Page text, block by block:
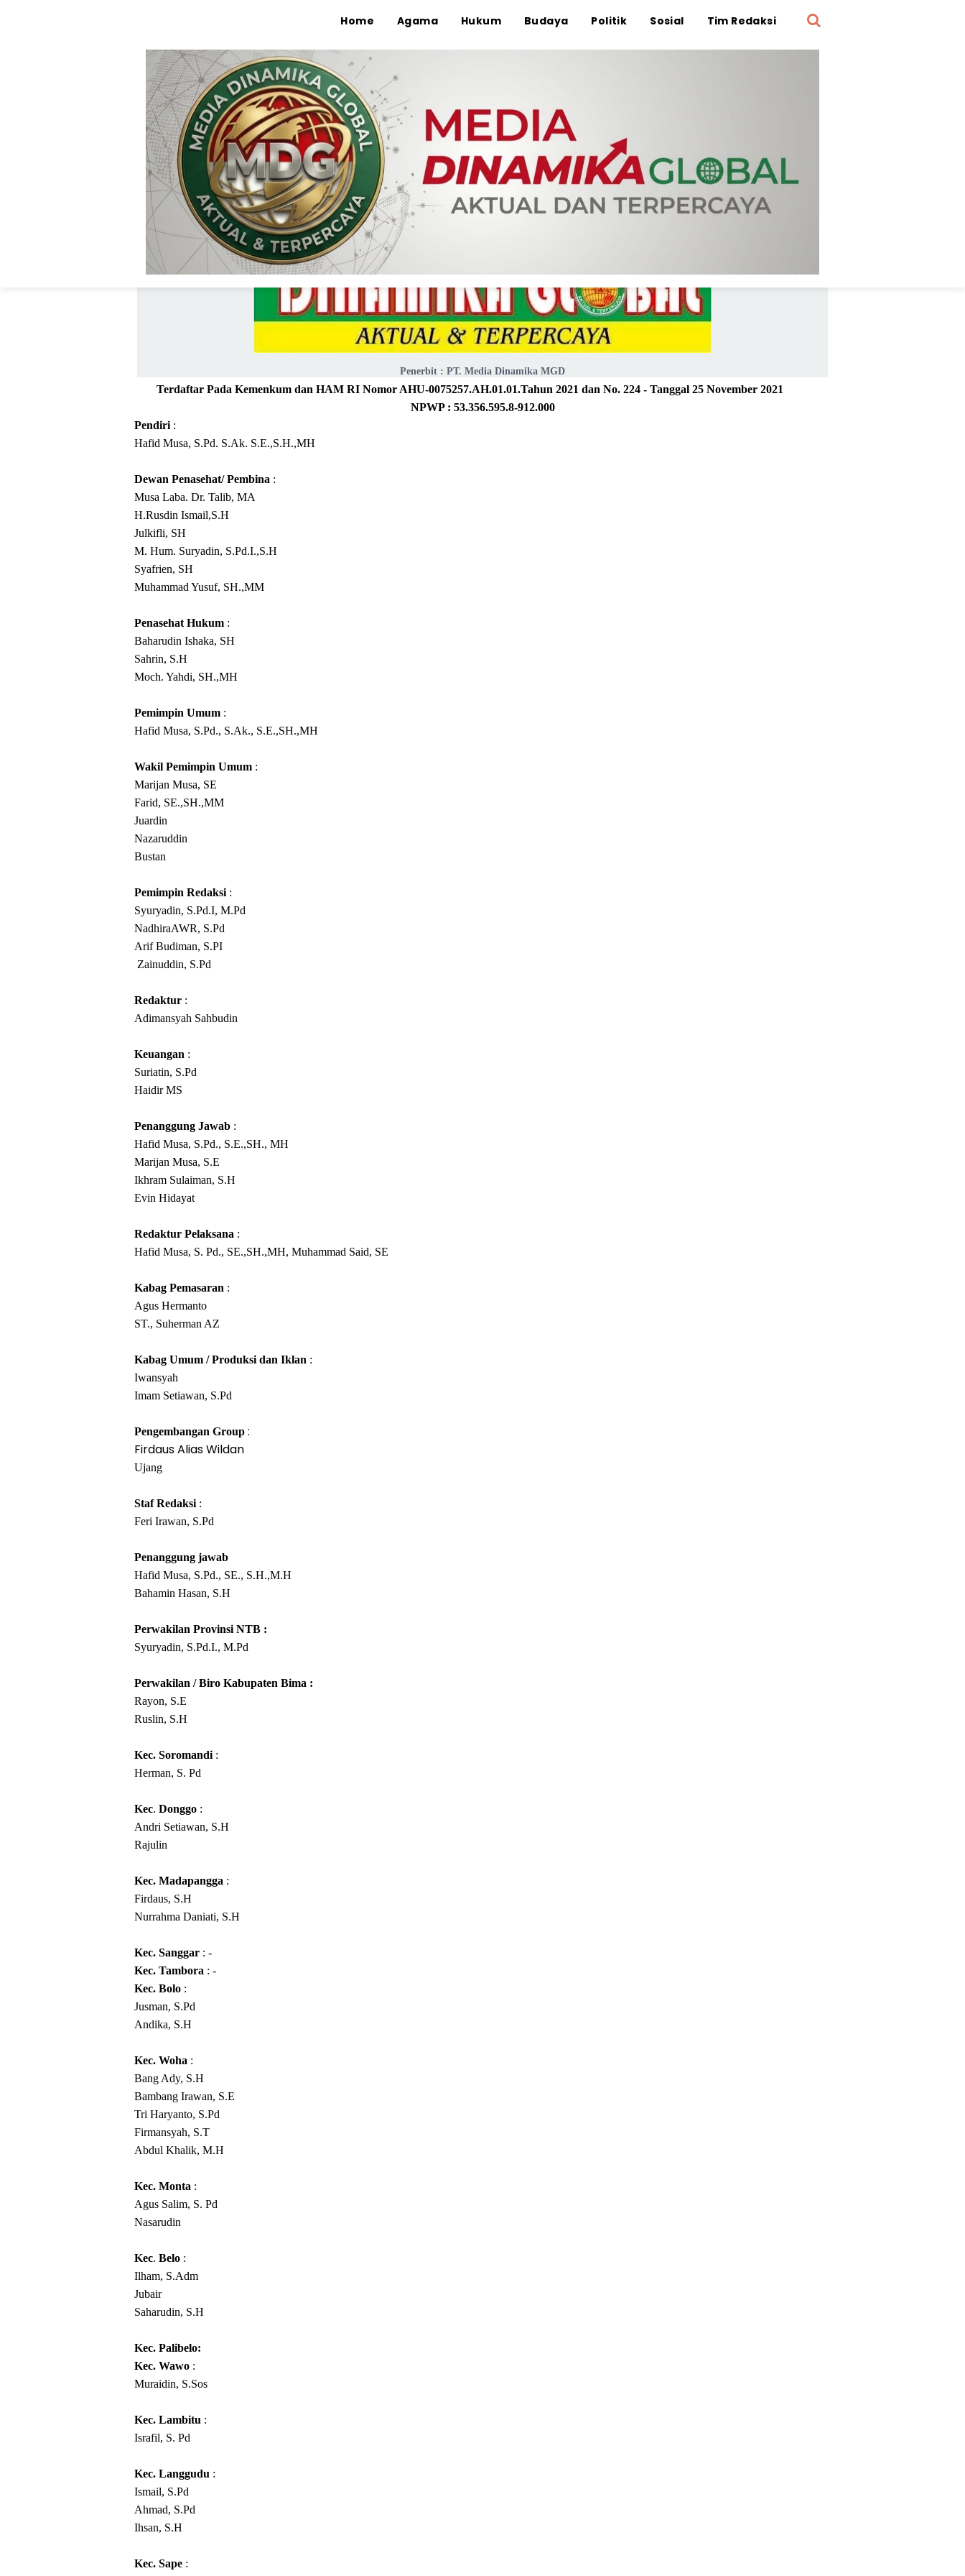
Home Agama Hukum Budaya Politik Sosial Tim Redaksi
HOME REDAKSI MDG
REDAKSI MDG
Penerbit : PT. Media Dinamika MGD
Terdaftar Pada Kemenkum dan HAM RI Nomor AHU-0075257.AH.01.01.Tahun 2021 dan No. 224 - Tanggal 25 November 2021
NPWP : 53.356.595.8-912.000
Pendiri :
Hafid Musa, S.Pd. S.Ak. S.E.,S.H.,MH
Dewan Penasehat/ Pembina :
Musa Laba. Dr. Talib, MA
H.Rusdin Ismail,S.H
Julkifli, SH
M. Hum. Suryadin, S.Pd.I.,S.H
Syafrien, SH
Muhammad Yusuf, SH.,MM
Penasehat Hukum :
Baharudin Ishaka, SH
Sahrin, S.H
Moch. Yahdi, SH.,MH
Pemimpin Umum :
Hafid Musa, S.Pd., S.Ak., S.E.,SH.,MH
Wakil Pemimpin Umum :
Marijan Musa, SE
Farid, SE.,SH.,MM
Juardin
Nazaruddin
Bustan
Pemimpin Redaksi :
Syuryadin, S.Pd.I, M.Pd
NadhiraAWR, S.Pd
Arif Budiman, S.PI
Zainuddin, S.Pd
Redaktur :
Adimansyah Sahbudin
Keuangan :
Suriatin, S.Pd
Haidir MS
Penanggung Jawab :
Hafid Musa, S.Pd., S.E.,SH., MH
Marijan Musa, S.E
Ikhram Sulaiman, S.H
Evin Hidayat
Redaktur Pelaksana :
Hafid Musa, S. Pd., SE.,SH.,MH, Muhammad Said, SE
Kabag Pemasaran :
Agus Hermanto
ST., Suherman AZ
Kabag Umum / Produksi dan Iklan :
Iwansyah
Imam Setiawan, S.Pd
Pengembangan Group :
Firdaus Alias Wildan
Ujang
Staf Redaksi :
Feri Irawan, S.Pd
Penanggung jawab
Hafid Musa, S.Pd., SE., S.H.,M.H
Bahamin Hasan, S.H
Perwakilan Provinsi NTB :
Syuryadin, S.Pd.I., M.Pd
Perwakilan / Biro Kabupaten Bima :
Rayon, S.E
Ruslin, S.H
Kec. Soromandi :
Herman, S. Pd
Kec. Donggo :
Andri Setiawan, S.H
Rajulin
Kec. Madapangga :
Firdaus, S.H
Nurrahma Daniati, S.H
Kec. Sanggar : -
Kec. Tambora : -
Kec. Bolo :
Jusman, S.Pd
Andika, S.H
Kec. Woha :
Bang Ady, S.H
Bambang Irawan, S.E
Tri Haryanto, S.Pd
Firmansyah, S.T
Abdul Khalik, M.H
Kec. Monta :
Agus Salim, S. Pd
Nasarudin
Kec. Belo :
Ilham, S.Adm
Jubair
Saharudin, S.H
Kec. Palibelo:
Kec. Wawo :
Muraidin, S.Sos
Kec. Lambitu :
Israfil, S. Pd
Kec. Langgudu :
Ismail, S.Pd
Ahmad, S.Pd
Ihsan, S.H
Kec. Sape :